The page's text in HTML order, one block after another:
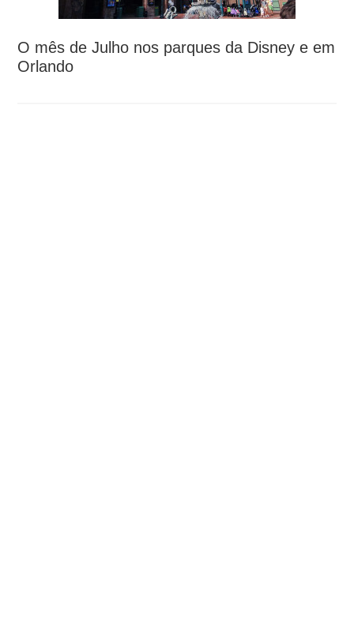
O mês de Julho nos parques da Disney e em
Orlando